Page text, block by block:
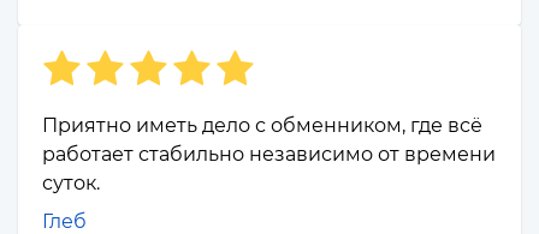
Приятно иметь дело с обменником, где всё
работает стабильно независимо от времени
суток.
Глеб